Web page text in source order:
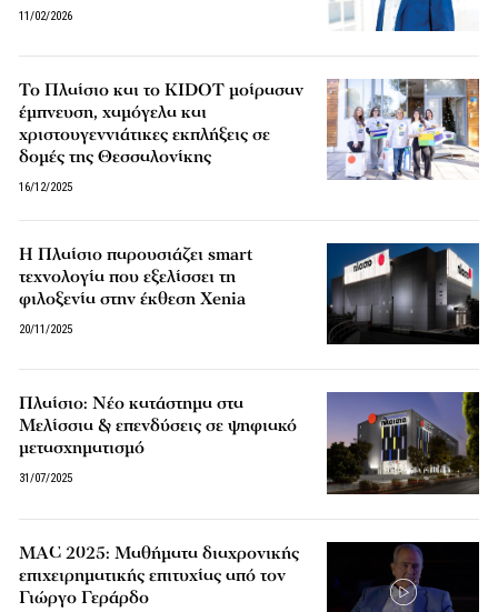
11/02/2026
Το Πλαίσιο και το KIDOT μοίρασαν
έμπνευση, χαμόγελα και
χριστουγεννιάτικες εκπλήξεις σε
δομές της Θεσσαλονίκης
16/12/2025
Η Πλαίσιο παρουσιάζει smart
τεχνολογία που εξελίσσει τη
φιλοξενία στην έκθεση Xenia
20/11/2025
Πλαίσιο: Νέο κατάστημα στα
Μελίσσια & επενδύσεις σε ψηφιακό
μετασχηματισμό
31/07/2025
MAC 2025: Μαθήματα διαχρονικής
επιχειρηματικής επιτυχίας από τον
Γιώργο Γεράρδο